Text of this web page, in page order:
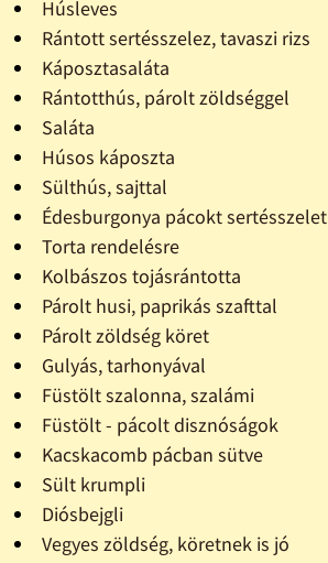
Húsleves
Rántott sertésszelez, tavaszi rizs
Káposztasaláta
Rántotthús, párolt zöldséggel
Saláta
Húsos káposzta
Sülthús, sajttal
Édesburgonya pácokt sertésszelet
Torta rendelésre
Kolbászos tojásrántotta
Párolt husi, paprikás szafttal
Párolt zöldség köret
Gulyás, tarhonyával
Füstölt szalonna, szalámi
Füstölt - pácolt disznóságok
Kacskacomb pácban sütve
Sült krumpli
Diósbejgli
Vegyes zöldség, köretnek is jó